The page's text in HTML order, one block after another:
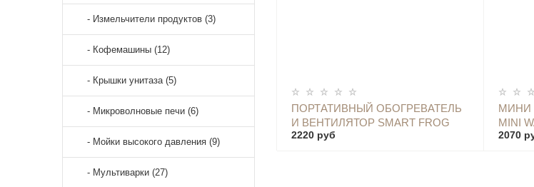
- Измельчители продуктов (3)
- Кофемашины (12)
- Крышки унитаза (5)
- Микроволновые печи (6)
- Мойки высокого давления (9)
- Мультиварки (27)
ПОРТАТИВНЫЙ ОБОГРЕВАТЕЛЬ
И ВЕНТИЛЯТОР SMART FROG
DESKTOP HEATER KW-CH200,
2220 руб
ОПОВЕСТИТЬ
МИНИ
MINI
Z00053
2070